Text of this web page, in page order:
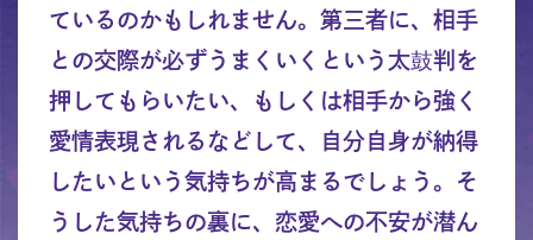
ているのかもしれません。第三者に、相手
との交際が必ずうまくいくという太鼓判を
押してもらいたい、もしくは相手から強く
愛情表現されるなどして、自分自身が納得
したいという気持ちが高まるでしょう。そ
うした気持ちの裏に、恋愛への不安が潜ん